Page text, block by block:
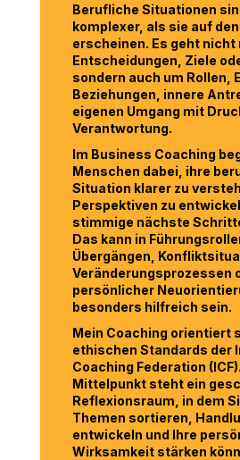
Berufliche Situationen
komplexer, als sie auf
erscheinen. Es geht nicht
Entscheidungen, Ziele
sondern auch um Rollen,
Beziehungen, innere
eigenen Umgang mit
Verantwortung.
Im Business Coaching
Menschen dabei, ihre
Situation klarer zu
Perspektiven zu
stimmige nächste
Das kann in
Übergängen,
Veränderungsprozessen
persönlicher
besonders hilfreich sein.
Mein Coaching orientiert
ethischen Standards der
Coaching Federation
Mittelpunkt steht ein
Reflexionsraum, in dem
Themen sortieren,
entwickeln und Ihre
Wirksamkeit stärken